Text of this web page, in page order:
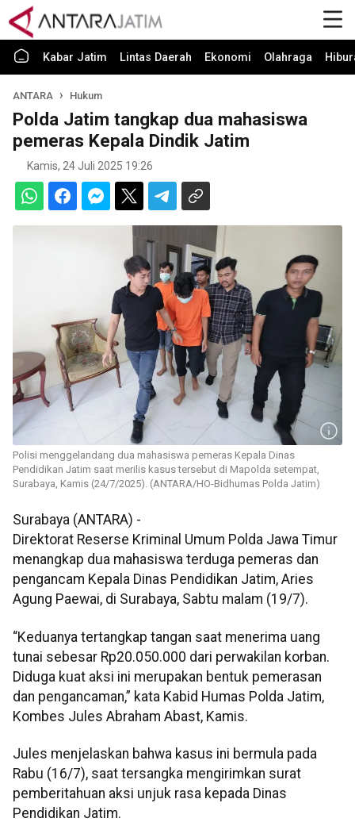
Kabar Jatim Lintas Daerah Ekonomi Olahraga
ANTARA Hukum
Polda Jatim tangkap dua mahasiswa
pemeras Kepala Dindik Jatim
Kamis, 24 Juli 2025 19:26
Polisi menggelandang dua mahasiswa pemeras Kepala Dinas
Pendidikan Jatim saat merilis kasus tersebut di Mapolda setempat,
Surabaya, Kamis (24/7/2025). (ANTARA/HO-Bidhumas Polda Jatim)
Surabaya (ANTARA) -
Direktorat Reserse Kriminal Umum Polda Jawa Timur
menangkap dua mahasiswa terduga pemeras dan
pengancam Kepala Dinas Pendidikan Jatim, Aries
Agung Paewai, di Surabaya, Sabtu malam (19/7).
“Keduanya tertangkap tangan saat menerima uang
tunai sebesar Rp20.050.000 dari perwakilan korban.
Diduga kuat aksi ini merupakan bentuk pemerasan
dan pengancaman,” kata Kabid Humas Polda Jatim,
Kombes Jules Abraham Abast, Kamis.
Jules menjelaskan bahwa kasus ini bermula pada
Rabu (16/7), saat tersangka mengirimkan surat
pemberitahuan aksi unjuk rasa kepada Dinas
Pendidikan Jatim.